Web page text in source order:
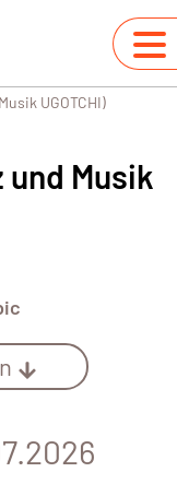
UGOTCHI)
Musik